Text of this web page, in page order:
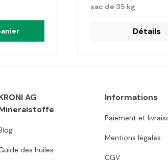
sac de 35 kg
Détails
AG
des huiles
Informations
Paiement et
Mentions légales
CGV